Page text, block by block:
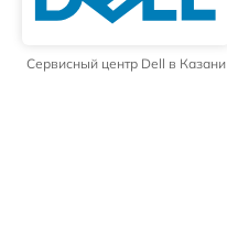
Сервисный центр Dell в Казани